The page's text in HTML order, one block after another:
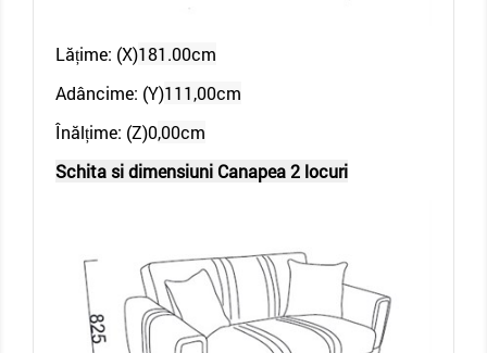
Lățime: (X)181.00cm
Adâncime: (Y)111,00cm
Înălțime: (Z)0,00cm
Schita si dimensiuni Canapea 2 locuri